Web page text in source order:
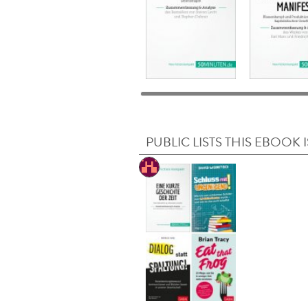
PUBLIC LISTS THIS EBOOK